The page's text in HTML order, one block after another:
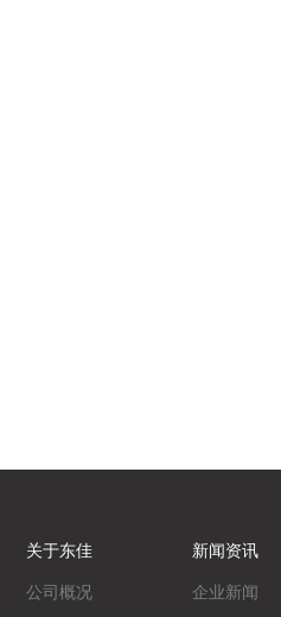
关于东佳
公司概况
新闻资讯
企业新闻